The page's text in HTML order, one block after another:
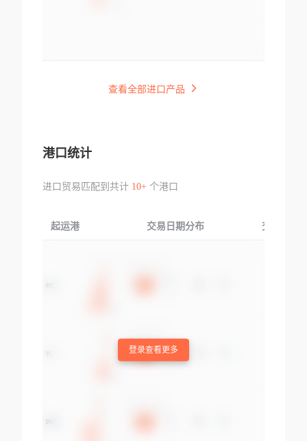
查看全部进口产品
港口统计
进口贸易匹配到共计 10+个港口
起运港 交易日期分布 交易产品
登录查看更多